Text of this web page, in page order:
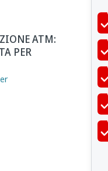
ATM:
PER